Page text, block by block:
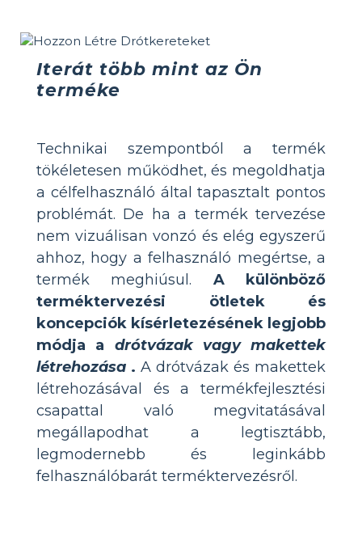
Iterát több mint az Ön
terméke
Technikai szempontból a termék
tökéletesen működhet, és megoldhatja
a célfelhasználó által tapasztalt pontos
problémát. De ha a termék tervezése
nem vizuálisan vonzó és elég egyszerű
ahhoz, hogy a felhasználó megértse, a
termék meghiúsul. A különböző
terméktervezési ötletek és
koncepciók kísérletezésének legjobb
módja a drótvázak vagy makettek
létrehozása . A drótvázak és makettek
létrehozásával és a termékfejlesztési
csapattal való megvitatásával
megállapodhat a legtisztább,
legmodernebb és leginkább
felhasználóbarát terméktervezésről.